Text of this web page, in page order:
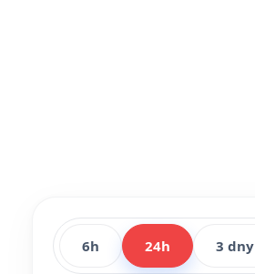
6h 24h 3 dny